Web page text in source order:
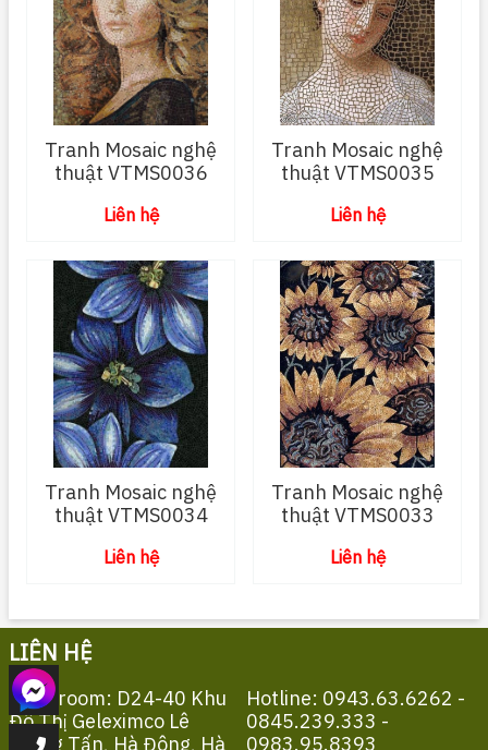
Tranh Mosaic nghệ
thuật VTMS0036
Liên hệ
Tranh Mosaic nghệ
thuật VTMS0035
Liên hệ
Tranh Mosaic nghệ
thuật VTMS0034
Liên hệ
Tranh Mosaic nghệ
thuật VTMS0033
Liên hệ
LIÊN HỆ
Showroom: D24-40 Khu
Đô Thị Geleximco Lê
Trọng Tấn, Hà Đông, Hà
Hotline: 0943.63.6262 -
0845.239.333 -
0983.95.8393